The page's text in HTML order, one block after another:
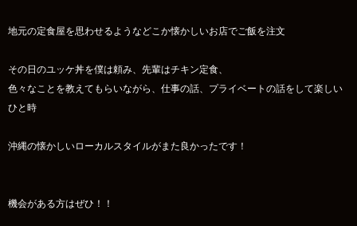
地元の定食屋を思わせるようなどこか懐かしいお店でご飯を注文
その日のユッケ丼を僕は頼み、先輩はチキン定食、
色々なことを教えてもらいながら、仕事の話、プライベートの話をして楽しい
ひと時
沖縄の懐かしいローカルスタイルがまた良かったです！
機会がある方はぜひ！！